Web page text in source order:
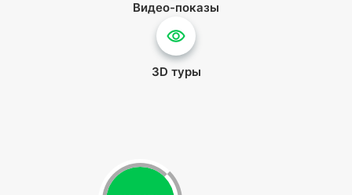
Видео-показы
3D туры